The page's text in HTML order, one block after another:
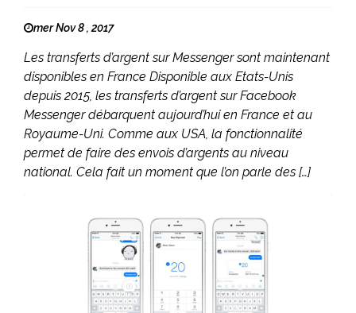
mer Nov 8 , 2017
Les transferts d’argent sur Messenger sont maintenant
disponibles en France Disponible aux Etats-Unis
depuis 2015, les transferts d’argent sur Facebook
Messenger débarquent aujourd’hui en France et au
Royaume-Uni. Comme aux USA, la fonctionnalité
permet de faire des envois d’argents au niveau
national. Cela fait un moment que l’on parle des […]